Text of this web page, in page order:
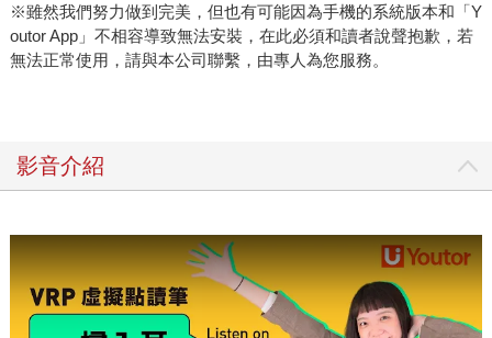
※雖然我們努力做到完美，但也有可能因為手機的系統版本和「Y
outor App」不相容導致無法安裝，在此必須和讀者說聲抱歉，若
無法正常使用，請與本公司聯繫，由專人為您服務。
影音介紹